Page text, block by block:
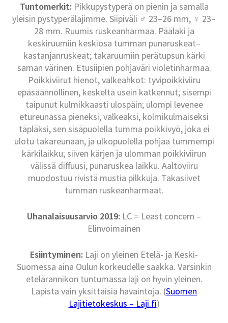
Tuntomerkit:Pikkupystyperä on pienin ja samalla
yleisin pystyperälajimme. Siipiväli ♂ 23–26 mm, ♀ 23–
28 mm. Ruumis ruskeanharmaa. Päälaki ja
keskiruumiin keskiosa tumman punaruskeat–
kastanjanruskeat; takaruumiin perätupsun kärki
saman värinen. Etusiipien pohjaväri violetinharmaa.
Poikkiviirut hienot, valkeahkot: tyvipoikkiviiru
epäsäännöllinen, keskeltä usein katkennut; sisempi
taipunut kulmikkaasti ulospäin; ulompi levenee
etureunassa pieneksi, valkeaksi, kolmikulmaiseksi
täpläksi, sen sisäpuolella tumma poikkivyö, joka ei
ulotu takareunaan, ja ulkopuolella pohjaa tummempi
kärkilaikku; siiven kärjen ja ulomman poikkiviirun
välissä diffuusi, punaruskea laikku. Aaltoviiru
muodostuu rivistä mustia pilkkuja. Takasiivet
tumman ruskeanharmaat.
Uhanalaisuusarvio 2019: LC = Least concern –
Elinvoimainen
Esiintyminen: Laji on yleinen Etelä- ja Keski-
Suomessa aina Oulun korkeudelle saakka. Varsinkin
etelärannikon tuntumassa laji on hyvin yleinen.
Lapista vain yksittäisiä havaintoja. (Suomen
Lajitietokeskus – Laji.fi)